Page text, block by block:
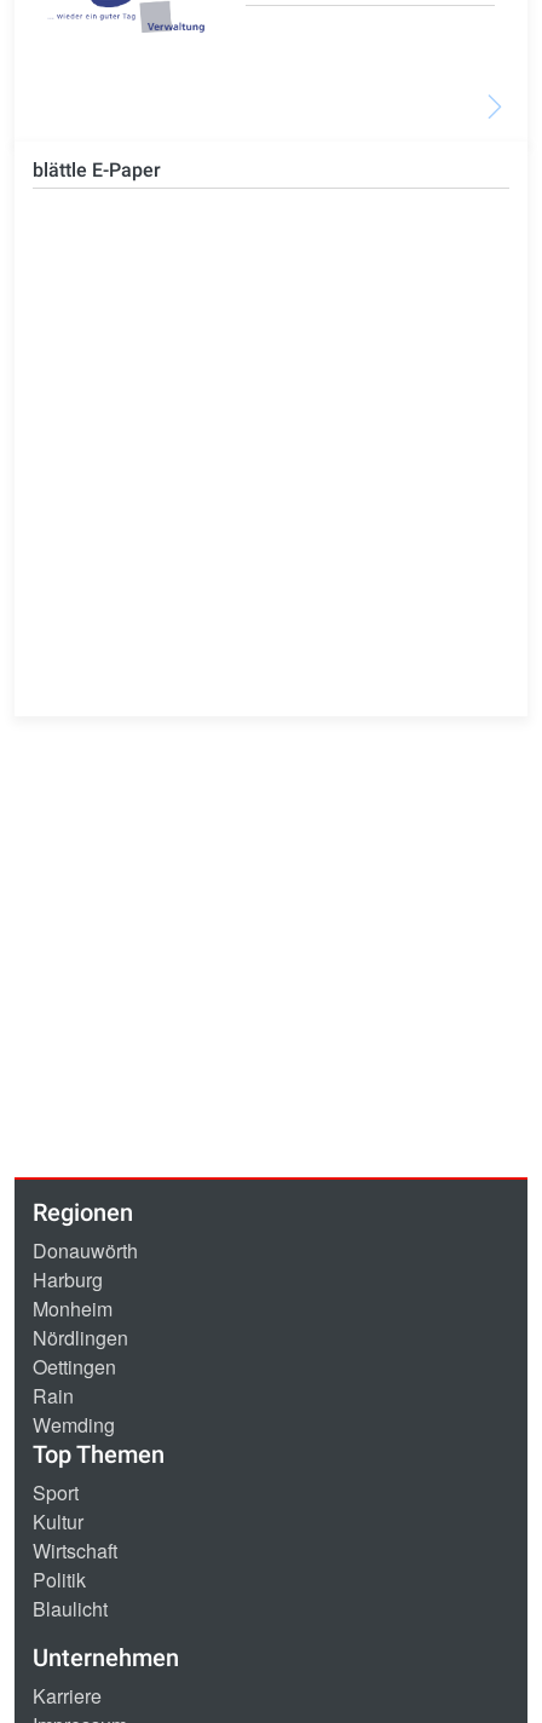
blättle E-Paper
Regionen
Donauwörth
Harburg
Monheim
Nördlingen
Oettingen
Rain
Wemding
Top Themen
Sport
Kultur
Wirtschaft
Politik
Blaulicht
Unternehmen
Karriere